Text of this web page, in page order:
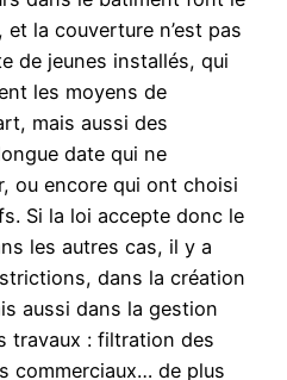
la couverture n’est pas
de jeunes installés, qui
les moyens de
mais aussi des
date qui ne
ou encore qui ont choisi
Si la loi accepte donc le
les autres cas, il y a
dans la création
aussi dans la gestion
travaux : filtration des
commerciaux… de plus